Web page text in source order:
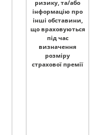
ризику, та/або
інформацію про
інші обставини,
що враховуються
під час
визначення
розміру
страхової премії